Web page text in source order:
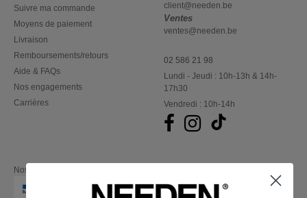
Suivre ma commande
Moyens de paiement
Livraison
Remboursements/retours
Aide & FAQs
Nos engagements
Carrières
client@needen.be
Ventes
ventes@needen.be
02 586 21 98
Lundi - Jeudi : 10h-13h & 14h-
17h30
Vendredi : 10h-14h
Nos partenaires financiers